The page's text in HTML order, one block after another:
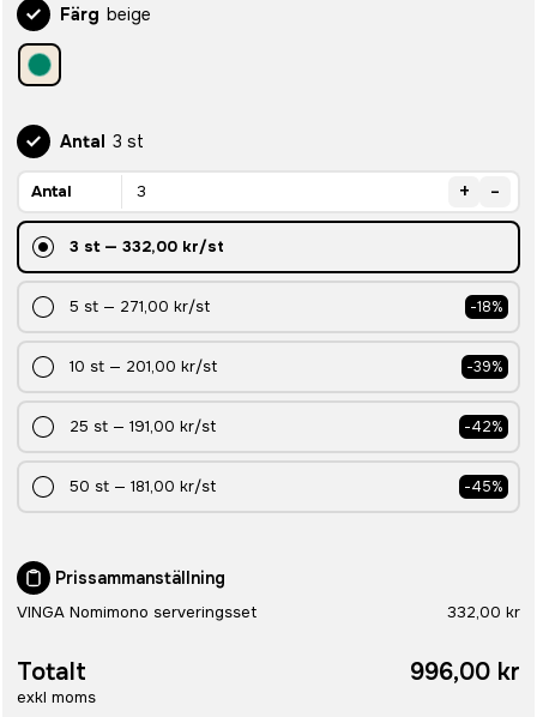
Färg beige
Antal 3 st
Antal + -
3 st— 332,00 kr/st
5 st — 271,00 kr/st -18%
10 st — 201,00 kr/st -39%
25 st — 191,00 kr/st -42%
50 st — 181,00 kr/st -45%
Prissammanställning
VINGA Nomimono serveringsset 332,00 kr
Totalt
exkl moms
996,00 kr